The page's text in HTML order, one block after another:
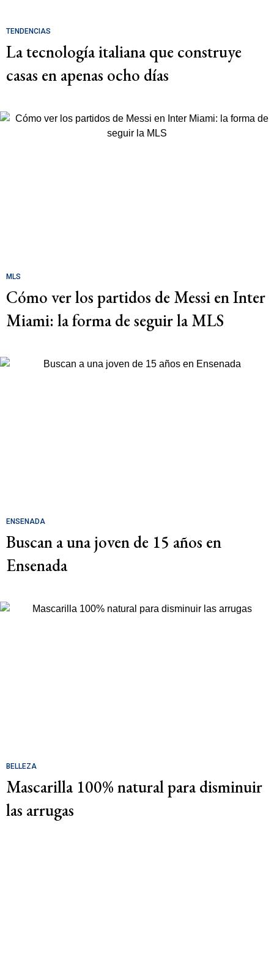
TENDENCIAS
La tecnología italiana que construye
casas en apenas ocho días
MLS
Cómo ver los partidos de Messi en Inter
Miami: la forma de seguir la MLS
ENSENADA
Buscan a una joven de 15 años en
Ensenada
BELLEZA
Mascarilla 100% natural para disminuir
las arrugas